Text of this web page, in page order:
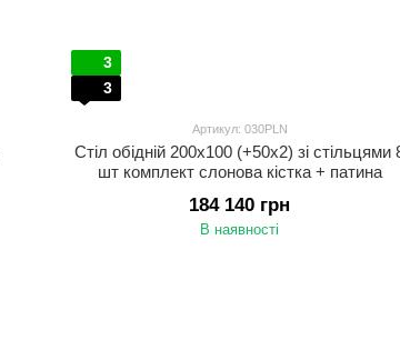
3
3
Артикул: 030PLN
Стіл обідній 200х100 (+50х2) зі стільцями
шт комплект слонова кістка + патина
184 140 грн
В наявності